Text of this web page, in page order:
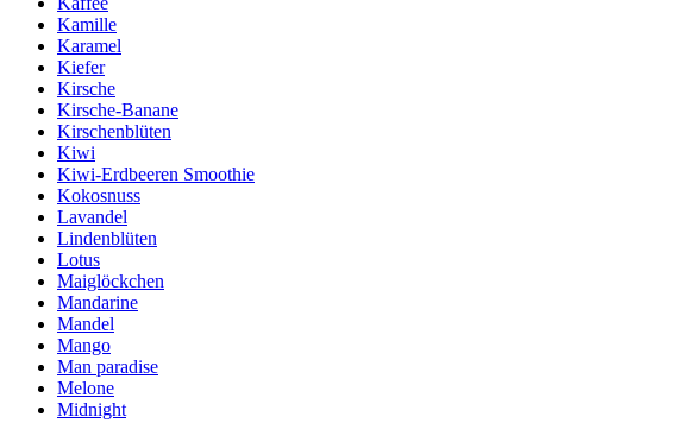
Kamille
Karamel
Kiefer
Kirsche
Kirsche-Banane
Kirschenblüten
Kiwi
Kiwi-Erdbeeren Smoothie
Kokosnuss
Lavandel
Lindenblüten
Lotus
Maiglöckchen
Mandarine
Mandel
Mango
Man paradise
Melone
Midnight